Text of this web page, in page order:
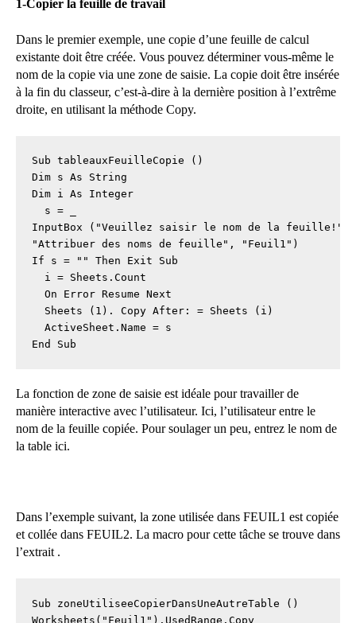
1-Copier la feuille de travail
Dans le premier exemple, une copie d’une feuille de calcul
existante doit être créée. Vous pouvez déterminer vous-même le
nom de la copie via une zone de saisie. La copie doit être insérée
à la fin du classeur, c’est-à-dire à la dernière position à l’extrême
droite, en utilisant la méthode Copy.
Sub tableauxFeuilleCopie ()
Dim s As String
Dim i As Integer
s = _
InputBox ("Veuillez saisir le nom de la feuille!",
"Attribuer des noms de feuille", "Feuil1")
If s = "" Then Exit Sub
i = Sheets.Count
On Error Resume Next
Sheets (1). Copy After: = Sheets (i)
ActiveSheet.Name = s
End Sub
La fonction de zone de saisie est idéale pour travailler de
manière interactive avec l’utilisateur. Ici, l’utilisateur entre le
nom de la feuille copiée. Pour soulager un peu, entrez le nom de
la table ici.
Dans l’exemple suivant, la zone utilisée dans FEUIL1 est copiée
et collée dans FEUIL2. La macro pour cette tâche se trouve dans
l’extrait .
Sub zoneUtiliseeCopierDansUneAutreTable ()
Worksheets("Feuil1").UsedRange.Copy